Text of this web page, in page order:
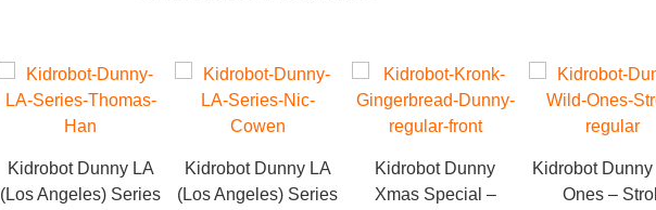
Kidrobot Dunny LA
(Los Angeles) Series
Kidrobot Dunny LA
(Los Angeles) Series
Kidrobot Dunny
Xmas Special –
Kidrobot Dunny
Ones – Stroll